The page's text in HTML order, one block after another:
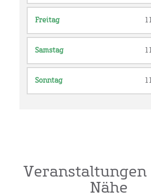
Freitag
Samstag
Sonntag
Veranstaltungen
Nähe